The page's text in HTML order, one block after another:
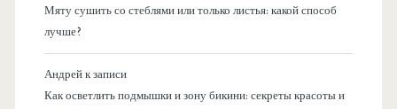
Мяту сушить со стеблями или только листья: какой способ
лучше?
Андрейк записи
Как осветлить подмышки и зону бикини: секреты красоты и